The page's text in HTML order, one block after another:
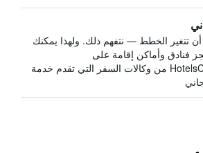
أن تتغير الخطط — نتفهم ذلك. ولهذا يمكنك
فنادق وأماكن إقامة على
HotelsCombined من وكالات السفر التي تقدم خدمة